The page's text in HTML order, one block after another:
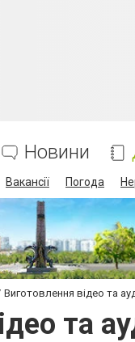
Новини
Вакансії Погода
Виготовлення відео та
та